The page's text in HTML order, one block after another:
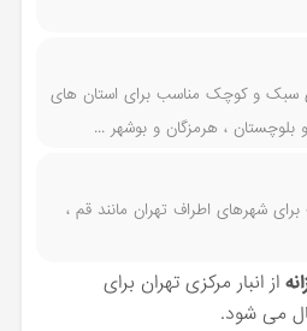
سبک و کوچک مناسب برای استان های
بلوچستان ، هرمزگان و بوشهر ...
شهرهای اطراف تهران مانند قم ،
از انبار مرکزی تهران برای
می شود.